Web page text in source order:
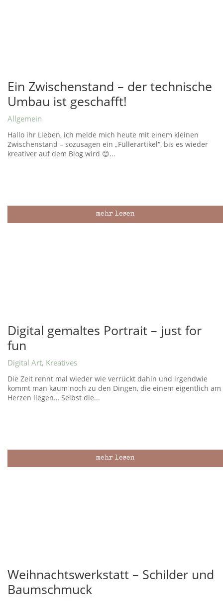
Ein Zwischenstand – der technische
Umbau ist geschafft!
Allgemein
Hallo ihr Lieben, ich melde mich heute mit einem kleinen
Zwischenstand – sozusagen ein „Füllerartikel“, bis es wieder
kreativer auf dem Blog wird 😊...
mehr lesen
Digital gemaltes Portrait – just for
fun
Digital Art, Kreatives
Die Zeit rennt mal wieder wie verrückt dahin und irgendwie
kommt man kaum noch zu den Dingen, die einem eigentlich am
Herzen liegen… Selbst die...
mehr lesen
Weihnachtswerkstatt – Schilder und
Baumschmuck